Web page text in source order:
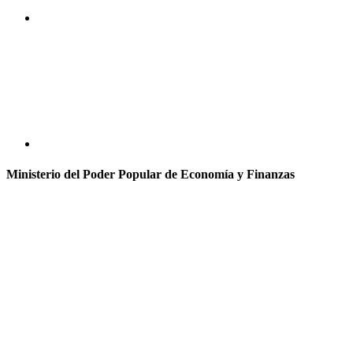
Ministerio del Poder Popular de Economía y Finanzas